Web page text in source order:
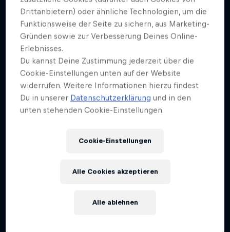
Drittanbietern) oder ähnliche Technologien, um die
Funktionsweise der Seite zu sichern, aus Marketing-
Gründen sowie zur Verbesserung Deines Online-
Erlebnisses.
Du kannst Deine Zustimmung jederzeit über die
Cookie-Einstellungen unten auf der Website
widerrufen. Weitere Informationen hierzu findest
Du in unserer Datenschutzerklärung und in den
unten stehenden Cookie-Einstellungen.
Cookie-Einstellungen
Alle ablehnen
Alle Cookies akzeptieren